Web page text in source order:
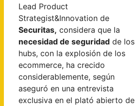
Lead Product
Strategist&Innovation de
Securitas, considera que la
necesidad de seguridad de los
hubs, con la explosión de los
ecommerce, ha crecido
considerablemente, según
aseguró en una entrevista
exclusiva en el plató abierto de